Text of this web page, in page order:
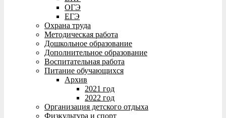
ОГЭ
ЕГЭ
Охрана труда
Методическая работа
Дошкольное образование
Дополнительное образование
Воспитательная работа
Питание обучающихся
Архив
2021 год
2022 год
Организация детского отдыха
Физкультура и спорт